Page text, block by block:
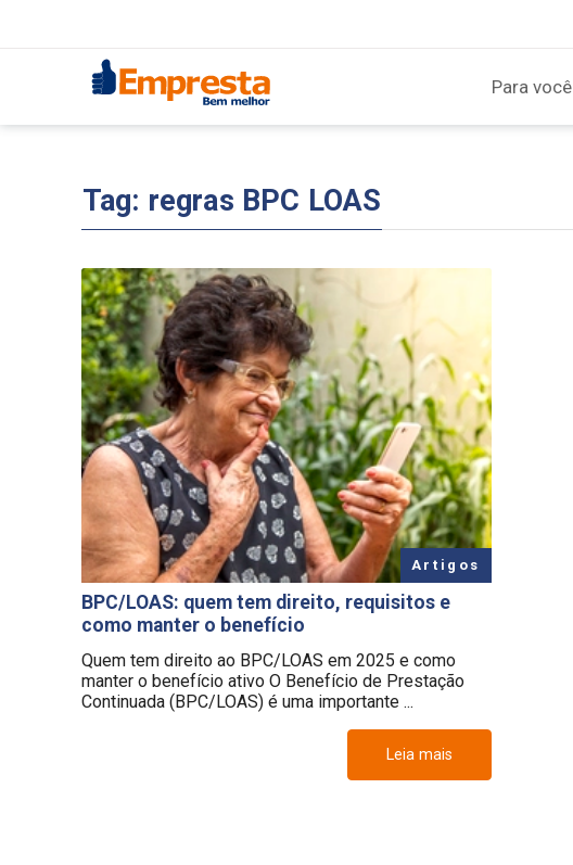
Para você
Tag: regras BPC LOAS
Artigos
BPC/LOAS: quem tem direito, requisitos e
como manter o benefício
Quem tem direito ao BPC/LOAS em 2025 e como
manter o benefício ativo O Benefício de Prestação
Continuada (BPC/LOAS) é uma importante ...
Leia mais